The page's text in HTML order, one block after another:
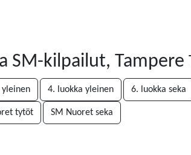
SM-kilpailut, Tampere
yleinen 4. luokka yleinen 6. luokka seka
tytöt SM Nuoret seka